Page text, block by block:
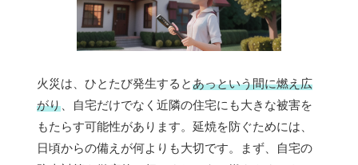
火災は、ひとたび発生するとあっという間に燃え広
がり、自宅だけでなく近隣の住宅にも大きな被害を
もたらす可能性があります。延焼を防ぐためには、
日頃からの備えが何よりも大切です。まず、自宅の